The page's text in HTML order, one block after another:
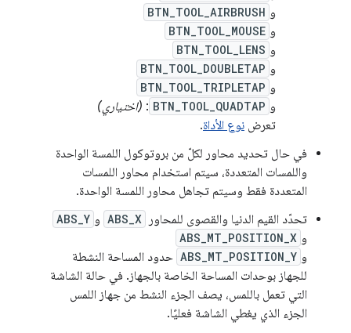
و BTN_TOOL_AIRBRUSH
و BTN_TOOL_MOUSE
و BTN_TOOL_LENS
و BTN_TOOL_DOUBLETAP
و BTN_TOOL_TRIPLETAP
و BTN_TOOL_QUADTAP
: (اختياري)
تعرض نوع الأداة.
في حال تحديد محاور لكلّ من بروتوكول اللمسة الواحدة
واللمسات المتعددة، سيتم استخدام محاور اللمسات
المتعددة فقط وسيتم تجاهل محاور اللمسة الواحدة.
تحدّد القيم الدنيا والقصوى للمحاور
ABS_X و ABS_Y
و ABS_MT_POSITION_X
و ABS_MT_POSITION_Y حدود المساحة النشطة
للجهاز بوحدات المساحة الخاصة بالجهاز. في حالة الشاشة
التي تعمل باللمس، يصف الجزء النشط من جهاز اللمس
الجزء الذي يغطي الشاشة فعليًا.